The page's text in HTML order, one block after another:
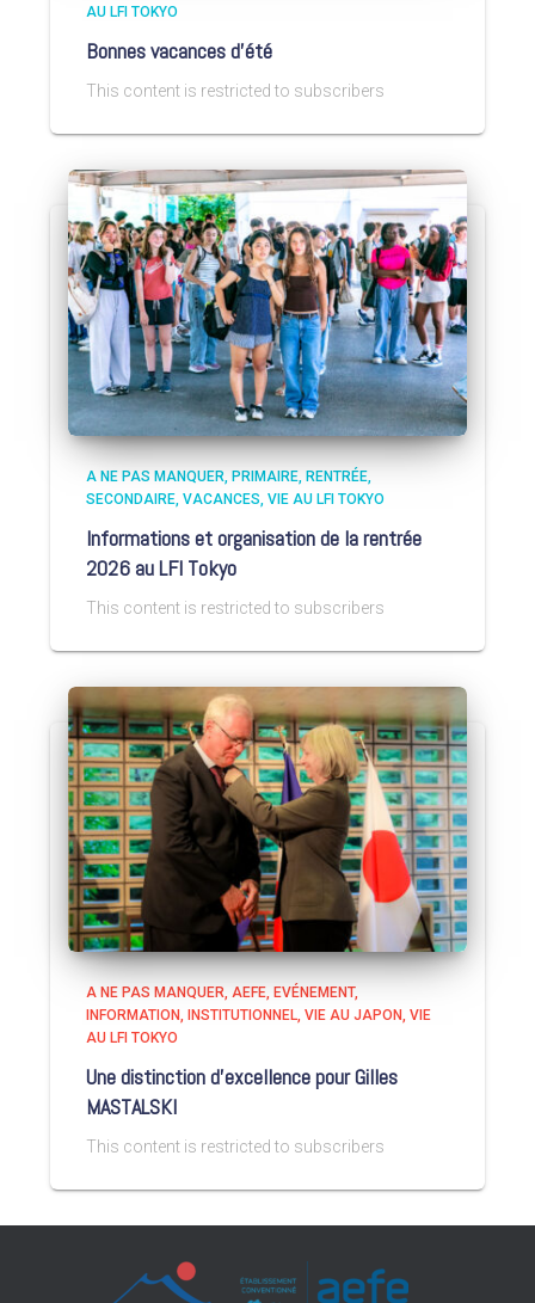
AU LFI TOKYO
Bonnes vacances d’été
This content is restricted to subscribers
A NE PAS MANQUER PRIMAIRE RENTRÉE
SECONDAIRE VACANCES VIE AU LFI TOKYO
Informations et organisation de la rentrée
2026 au LFI Tokyo
This content is restricted to subscribers
A NE PAS MANQUER AEFE EVÉNEMENT
INFORMATION
INSTITUTIONNEL VIE AU JAPON VIE
AU LFI TOKYO
Une distinction d’excellence pour Gilles
MASTALSKI
This content is restricted to subscribers